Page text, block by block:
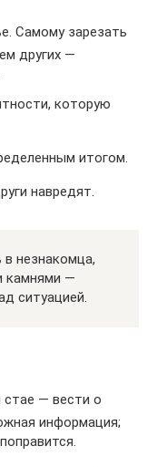
Самому зарезать
других —
которую
итогом.
навредят.
в незнакомца,
камнями —
ситуацией.
стае — вести о
информация;